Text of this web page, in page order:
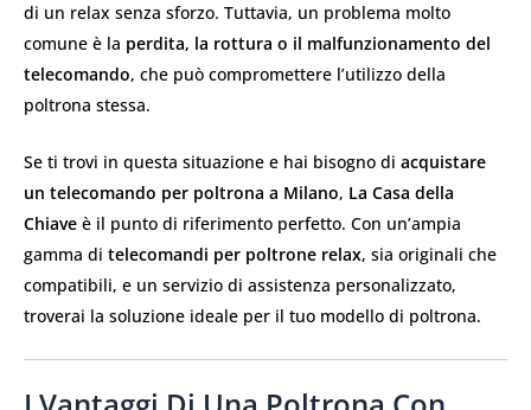
di un relax senza sforzo. Tuttavia, un problema molto
comune è la perdita, la rottura o il malfunzionamento del
telecomando, che può compromettere l’utilizzo della
poltrona stessa.
Se ti trovi in questa situazione e hai bisogno di acquistare
un telecomando per poltrona a Milano, La Casa della
Chiave è il punto di riferimento perfetto. Con un’ampia
gamma di telecomandi per poltrone relax, sia originali che
compatibili, e un servizio di assistenza personalizzato,
troverai la soluzione ideale per il tuo modello di poltrona.